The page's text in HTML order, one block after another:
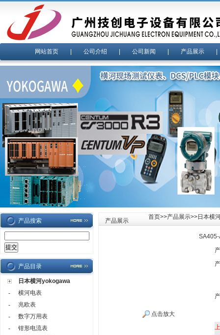
网站首页 公司介绍 公司新闻 产品展示
产品搜索
产品目录
日本横河yokogawa
-
横河电表
-
兆欧表
-
数字万用表
-
钳形电流表
产品展示
首页>>产品展示>>日本横
点击放大